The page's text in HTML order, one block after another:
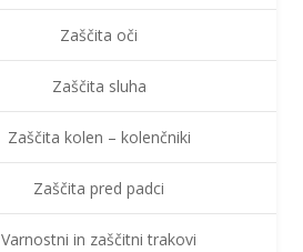
Zaščita oči
Zaščita sluha
Zaščita kolen – kolenčniki
Zaščita pred padci
Varnostni in zaščitni trakovi